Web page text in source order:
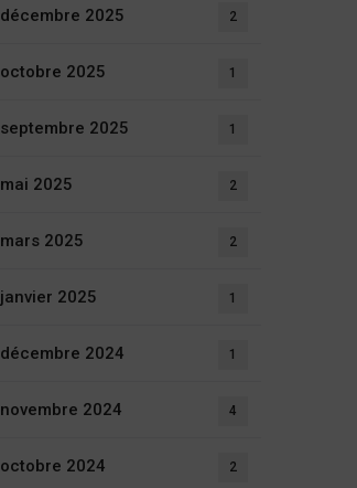
décembre 2025 2
octobre 2025 1
septembre 2025 1
mai 2025 2
mars 2025 2
janvier 2025 1
décembre 2024 1
novembre 2024 4
octobre 2024 2